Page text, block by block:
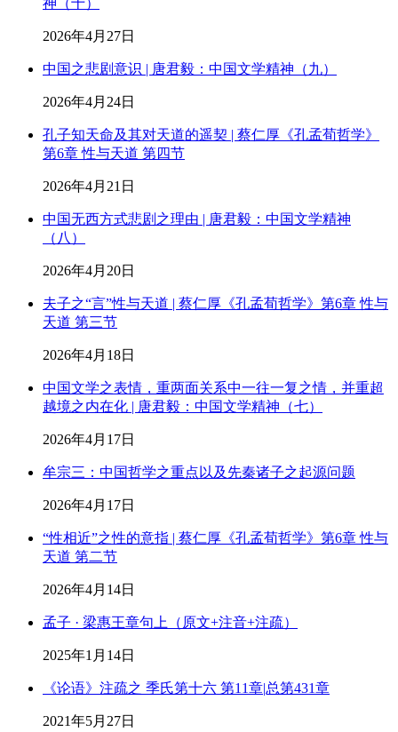
神（十）
2026年4月27日
中国之悲剧意识 | 唐君毅：中国文学精神（九）
2026年4月24日
孔子知天命及其对天道的遥契 | 蔡仁厚《孔孟荀哲学》
第6章 性与天道 第四节
2026年4月21日
中国无西方式悲剧之理由 | 唐君毅：中国文学精神
（八）
2026年4月20日
夫子之“言”性与天道 | 蔡仁厚《孔孟荀哲学》第6章 性与
天道 第三节
2026年4月18日
中国文学之表情，重两面关系中一往一复之情，并重超
越境之内在化 | 唐君毅：中国文学精神（七）
2026年4月17日
牟宗三：中国哲学之重点以及先秦诸子之起源问题
2026年4月17日
“性相近”之性的意指 | 蔡仁厚《孔孟荀哲学》第6章 性与
天道 第二节
2026年4月14日
孟子 · 梁惠王章句上（原文+注音+注疏）
2025年1月14日
《论语》注疏之 季氏第十六 第11章|总第431章
2021年5月27日